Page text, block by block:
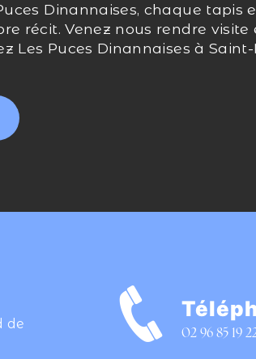
Dinannaises, chaque tapis
récit. Venez nous rendre
Les Puces Dinannaises à
de
02 96 85 19